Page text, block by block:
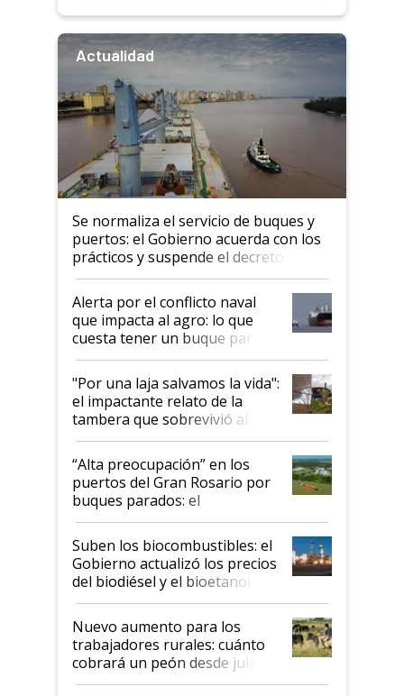
Actualidad
Se normaliza el servicio de buques y
puertos: el Gobierno acuerda con los
prácticos y suspende el decreto de
desregulación
Alerta por el conflicto naval
que impacta al agro: lo que
cuesta tener un buque parado
y el peligro de que Argentina
pase a ser "país sucio"
"Por una laja salvamos la vida":
el impactante relato de la
tambera que sobrevivió al
tornado
“Alta preocupación” en los
puertos del Gran Rosario por
buques parados: el
funcionamiento de las
exportadoras en tensión tras
la medida de fuerza de los
prácticos
Suben los biocombustibles: el
Gobierno actualizó los precios
del biodiésel y el bioetanol
Nuevo aumento para los
trabajadores rurales: cuánto
cobrará un peón desde julio